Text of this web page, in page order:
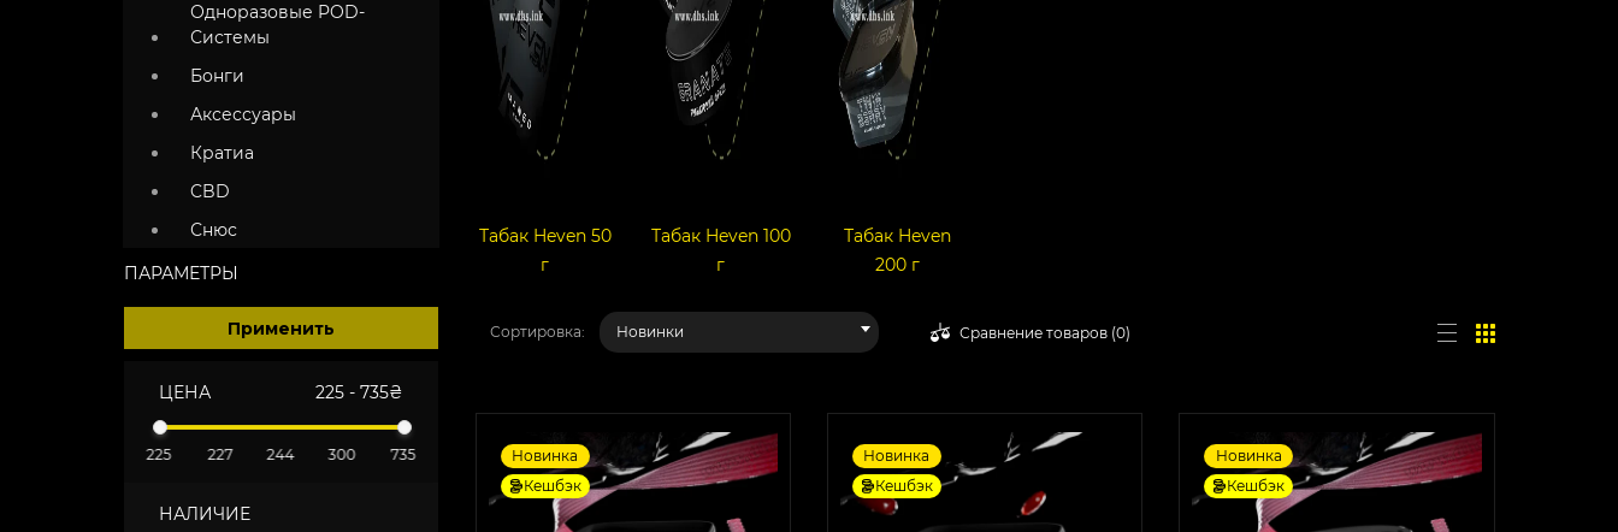
Одноразовые POD-
Системы
Бонги
Аксессуары
Кратиа
CBD
Снюс
ПАРАМЕТРЫ
Применить
ЦЕНА 225- 735₴
225 227 244 300 735
НАЛИЧИЕ
Табак Heven 50
г
Табак Heven 100
г
Табак Heven
200 г
Сортировка: Новинки Сравнение товаров (0)
Новинка
Кешбэк
Новинка
Кешбэк
Новинка
Кешбэк